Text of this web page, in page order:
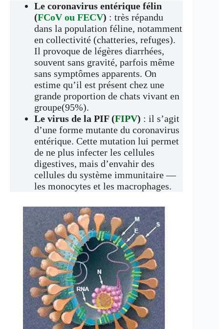
Le coronavirus entérique félin
(FCoV ou FECV) : très répandu
dans la population féline, notamment
en collectivité (chatteries, refuges).
Il provoque de légères diarrhées,
souvent sans gravité, parfois même
sans symptômes apparents. On
estime qu’il est présent chez une
grande proportion de chats vivant en
groupe(95%).
Le virus de la PIF (FIPV) : il s’agit
d’une forme mutante du coronavirus
entérique. Cette mutation lui permet
de ne plus infecter les cellules
digestives, mais d’envahir des
cellules du système immunitaire —
les monocytes et les macrophages.